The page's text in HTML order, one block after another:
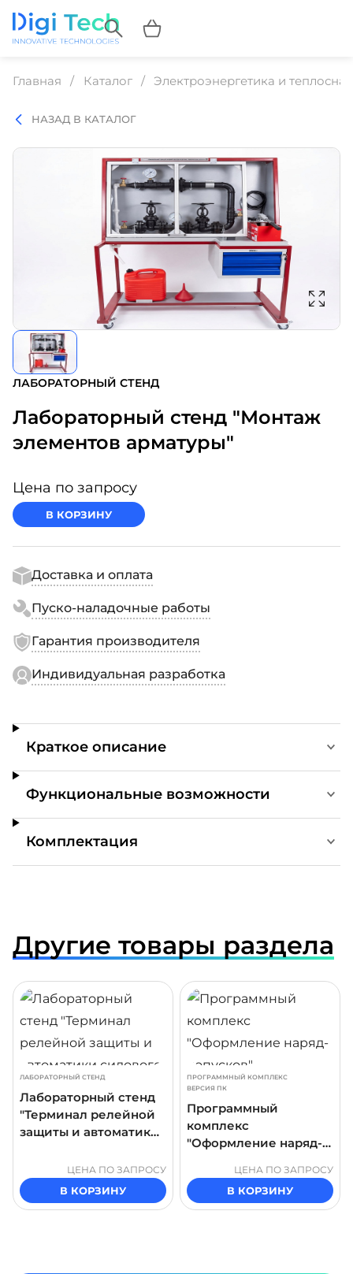
Главная Каталог Электроэнергетика и
НАЗАД В КАТАЛОГ
ЛАБОРАТОРНЫЙ СТЕНД
Лабораторный стенд "Монтаж
элементов арматуры"
Цена по запросу
В КОРЗИНУ
Доставка и оплата
Пуско-наладочные работы
Гарантия производителя
Индивидуальная разработка
Краткое описание
Функциональные возможности
Комплектация
Другие товары раздела
ЛАБОРАТОРНЫЙ СТЕНД
Лабораторный стенд
"Терминал релейной
защиты и автоматики
трансформатора"
ЦЕНА ПО ЗАПРОСУ
В КОРЗИНУ
ПРОГРАММНЫЙ КОМПЛЕКС
ВЕРСИЯ ПК
Программный
комплекс
"Оформление наряд-
ЦЕНА ПО ЗАПРОСУ
В КОРЗИНУ
ПОДРОБНЕЕ